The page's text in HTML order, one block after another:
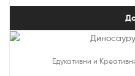
Едукативни и